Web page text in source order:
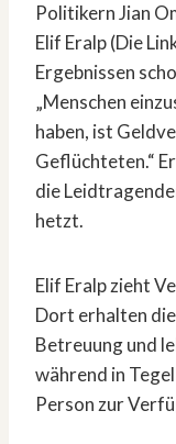
Politikern Jian
Elif Eralp (Die
Ergebnissen
„Menschen
haben, ist
Geflüchteten.“
die
hetzt.
Elif Eralp zieht
Dort erhalten
Betreuung und
während in
Person zur